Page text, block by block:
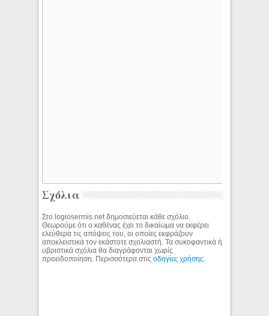
Σχόλια
Στο logiosermis.net δημοσιεύεται κάθε σχόλιο.
Θεωρούμε ότι ο καθένας έχει το δικαίωμα να εκφέρει
ελεύθερα τις απόψεις του, οι οποίες εκφράζουν
αποκλειστικά τον εκάστοτε σχολιαστή. Τα συκοφαντικά ή
υβριστικά σχόλια θα διαγράφονται χωρίς
προειδοποίηση. Περισσότερα στιςοδηγίες χρήσης.